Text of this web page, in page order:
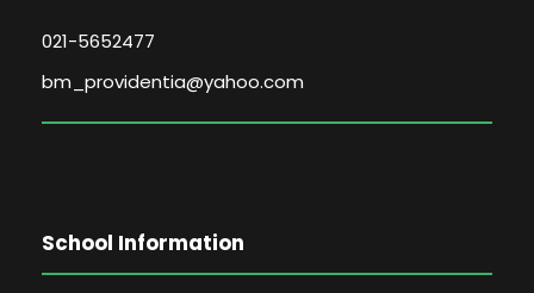
021-5652477
bm_providentia@yahoo.com
School Information